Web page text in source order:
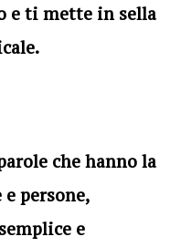
e ti mette in sella
che hanno la
persone,
e